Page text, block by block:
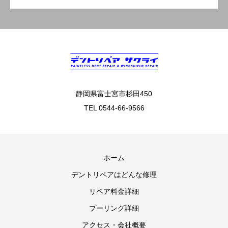
静岡県富士宮市杉田450
TEL 0544-66-9566
ホーム
デントリペアはどんな修理
リペア料金詳細
プーリング詳細
アクセス・会社概要